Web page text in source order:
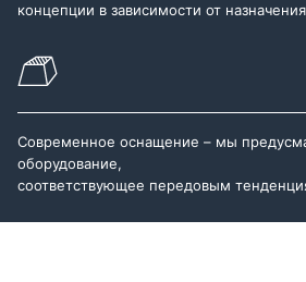
концепции в зависимости от
Современное оснащение – мы
оборудование,
соответствующее передовым